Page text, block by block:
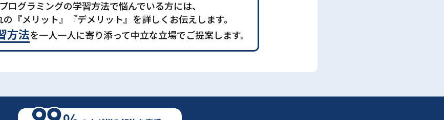
プログラミングの学習方法で悩んでいる方には、
の『メリット』『デメリット』を詳しくお伝えします。
方法を一人一人に寄り添って中立な立場でご提案します。